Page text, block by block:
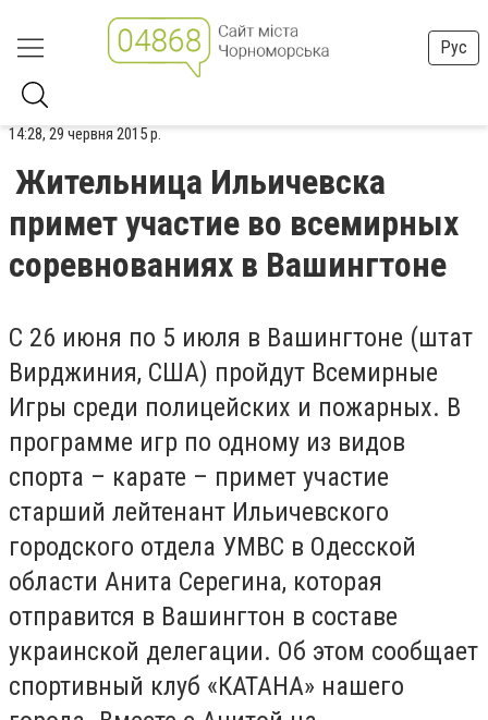
Рус
14:28, 29 червня 2015 р.
Жительница Ильичевска
примет участие во всемирных
соревнованиях в Вашингтоне
С 26 июня по 5 июля в Вашингтоне (штат
Вирджиния, США) пройдут Всемирные
Игры среди полицейских и пожарных. В
программе игр по одному из видов
спорта – карате – примет участие
старший лейтенант Ильичевского
городского отдела УМВС в Одесской
области Анита Серегина, которая
отправится в Вашингтон в составе
украинской делегации. Об этом сообщает
спортивный клуб «КАТАНА» нашего